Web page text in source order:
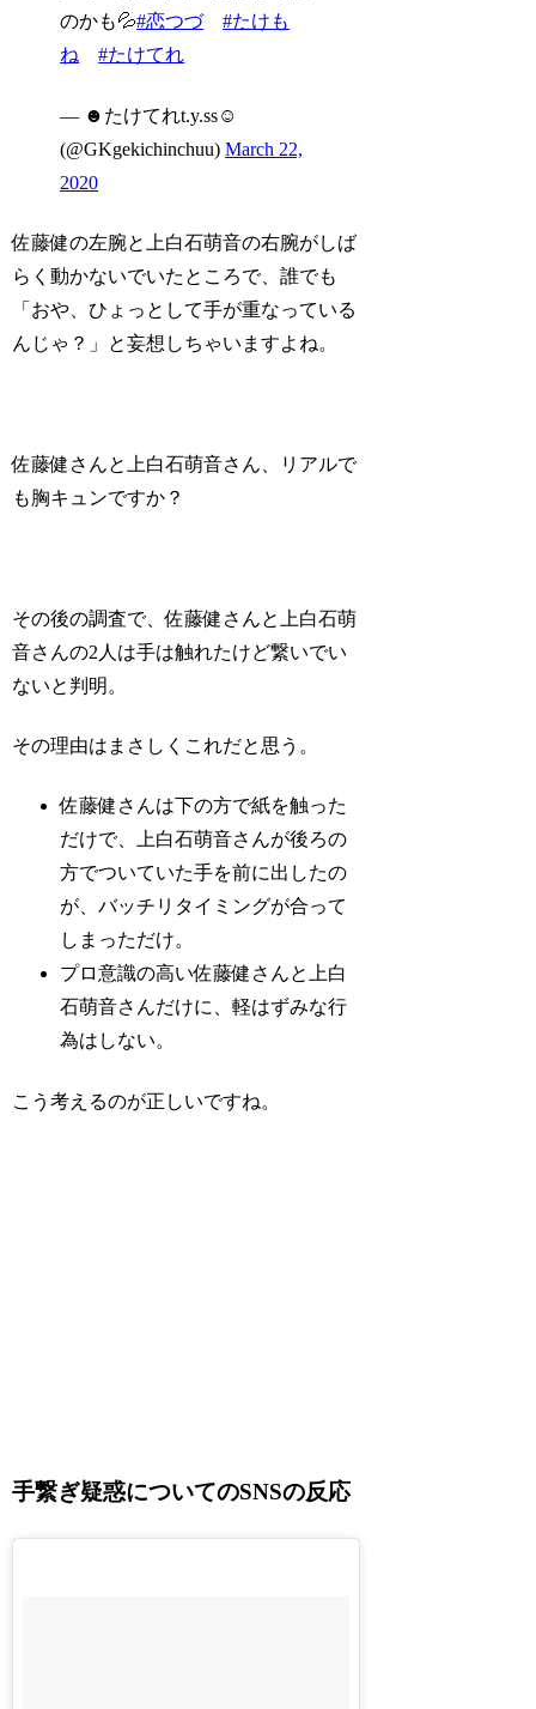
のかも💦#恋つづ
#たけも
ね
#たけてれ
— ☻たけてれt.y.ss☺︎
(@GKgekichinchuu)March 22,
2020
佐藤健の左腕と上白石萌音の右腕がしば
らく動かないでいたところで、誰でも
「おや、ひょっとして手が重なっている
んじゃ？」と妄想しちゃいますよね。
佐藤健さんと上白石萌音さん、リアルで
も胸キュンですか？
その後の調査で、佐藤健さんと上白石萌
音さんの2人は手は触れたけど繋いでい
ないと判明。
その理由はまさしくこれだと思う。
佐藤健さんは下の方で紙を触った
だけで、上白石萌音さんが後ろの
方でついていた手を前に出したの
が、バッチリタイミングが合って
しまっただけ。
プロ意識の高い佐藤健さんと上白
石萌音さんだけに、軽はずみな行
為はしない。
こう考えるのが正しいですね。
手繋ぎ疑惑についてのSNSの反応